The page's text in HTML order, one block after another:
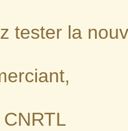
tester la